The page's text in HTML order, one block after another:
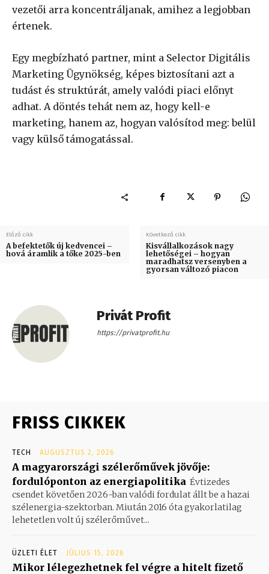
vezetői arra koncentráljanak, amihez a legjobban
értenek.
Egy megbízható partner, mint a Selector Digitális
Marketing Ügynökség, képes biztosítani azt a
tudást és struktúrát, amely valódi piaci előnyt
adhat. A döntés tehát nem az, hogy kell-e
marketing, hanem az, hogyan valósítod meg: belül
vagy külső támogatással.
Előző cikk
A befektetők új kedvencei –
hová áramlik a tőke 2025-ben
Következő cikk
Kisvállalkozások nagy
lehetőségei – hogyan
maradhatsz versenyben a
gyorsan változó piacon
Privát Profit
https://privatprofit.hu
FRISS CIKKEK
TECH AUGUSZTUS 2, 2026
A magyarországi szélerőművek jövője:
fordulóponton az energiapolitika Évtizedes
csendet követően 2026-ban valódi fordulat állt be a hazai
szélenergia-szektorban. Miután 2016 óta gyakorlatilag
lehetetlen volt új szélerőművet...
ÜZLETI ÉLET JÚLIUS 15, 2026
Mikor lélegezhetnek fel végre a hitelt fizető